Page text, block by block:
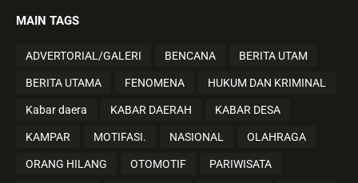
MAIN TAGS
ADVERTORIAL/GALERI BENCANA BERITA UTAM
BERITA UTAMA FENOMENA HUKUM DAN KRIMINAL
Kabar daera KABAR DAERAH KABAR DESA
KAMPAR MOTIFASI. NASIONAL OLAHRAGA
ORANG HILANG OTOMOTIF PARIWISATA